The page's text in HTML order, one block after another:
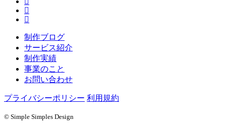
制作ブログ
サービス紹介
制作実績
事業のこと
お問い合わせ
プライバシーポリシー 利用規約
© Simple Simples Design